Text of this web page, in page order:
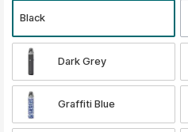
Black
Dark Grey
Graffiti Blue